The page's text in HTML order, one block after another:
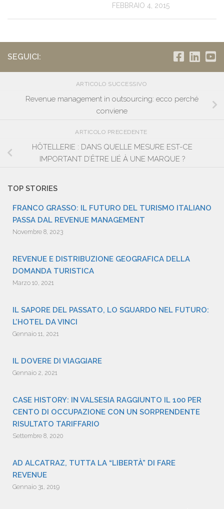
FEBBRAIO 4, 2015
SEGUICI:
ARTICOLO SUCCESSIVO
Revenue management in outsourcing: ecco perché
conviene
ARTICOLO PRECEDENTE
HÔTELLERIE : DANS QUELLE MESURE EST-CE
IMPORTANT D’ÊTRE LIÉ À UNE MARQUE ?
TOP STORIES
FRANCO GRASSO: IL FUTURO DEL TURISMO ITALIANO
PASSA DAL REVENUE MANAGEMENT
Novembre 8, 2023
REVENUE E DISTRIBUZIONE GEOGRAFICA DELLA
DOMANDA TURISTICA
Marzo 10, 2021
IL SAPORE DEL PASSATO, LO SGUARDO NEL FUTURO:
L’HOTEL DA VINCI
Gennaio 11, 2021
IL DOVERE DI VIAGGIARE
Gennaio 2, 2021
CASE HISTORY: IN VALSESIA RAGGIUNTO IL 100 PER
CENTO DI OCCUPAZIONE CON UN SORPRENDENTE
RISULTATO TARIFFARIO
Settembre 8, 2020
AD ALCATRAZ, TUTTA LA “LIBERTÀ” DI FARE
REVENUE
Gennaio 31, 2019